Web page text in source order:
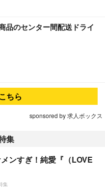
品のセンター間配送ドライ
ちら
sponsored by 求人ボックス
集
ンすぎ！純愛『（LOVE
集